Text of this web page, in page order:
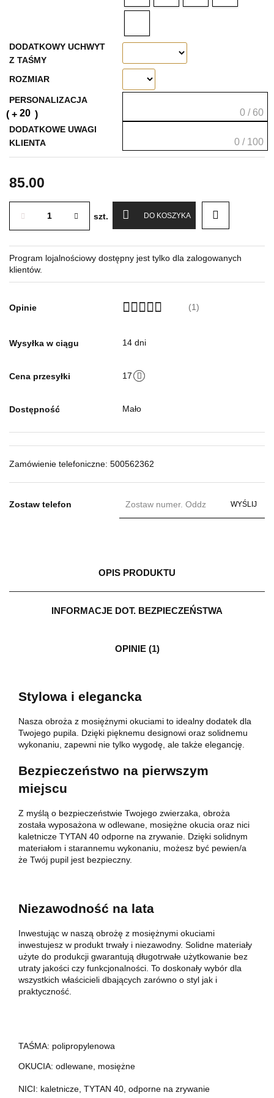
DODATKOWY UCHWYT
Z TAŚMY
ROZMIAR
PERSONALIZACJA
20 0 / 60
DODATKOWE UWAGI
KLIENTA
0 / 100
85.00
szt. DO KOSZYKA
Program lojalnościowy dostępny jest tylko dla zalogowanych
klientów.
Opinie (1)
Wysyłka w ciągu 14 dni
Cena przesyłki 17
Dostępność Mało
Zamówienie telefoniczne: 500562362
Zostaw telefon WYŚLIJ
OPIS PRODUKTU
INFORMACJE DOT. BEZPIECZEŃSTWA
OPINIE (1)
Stylowa i elegancka
Nasza obroża z mosiężnymi okuciami to idealny dodatek dla
Twojego pupila. Dzięki pięknemu designowi oraz solidnemu
wykonaniu, zapewni nie tylko wygodę, ale także elegancję.
Bezpieczeństwo na pierwszym
miejscu
Z myślą o bezpieczeństwie Twojego zwierzaka, obroża
została wyposażona w odlewane, mosiężne okucia oraz nici
kaletnicze TYTAN 40 odporne na zrywanie. Dzięki solidnym
materiałom i starannemu wykonaniu, możesz być pewien/a
że Twój pupil jest bezpieczny.
Niezawodność na lata
Inwestując w naszą obrożę z mosiężnymi okuciami
inwestujesz w produkt trwały i niezawodny. Solidne materiały
użyte do produkcji gwarantują długotrwałe użytkowanie bez
utraty jakości czy funkcjonalności. To doskonały wybór dla
wszystkich właścicieli dbających zarówno o styl jak i
praktyczność.
TAŚMA: polipropylenowa
OKUCIA: odlewane, mosiężne
NICI: kaletnicze, TYTAN 40, odporne na zrywanie